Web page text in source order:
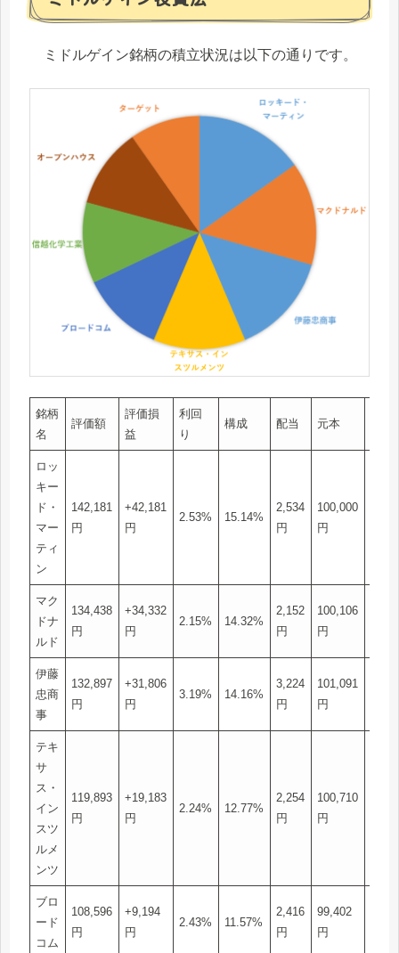
ミドルゲイン銘柄の積立状況は以下の通りです。
銘柄
名
評価額
評価損
益
利回
り
構成 配当 元本
ロッ
キー
ド・
マー
ティ
ン
142,181
円
+42,181
円
2.53% 15.14%
2,534
円
100,000
円
マク
ドナ
ルド
134,438
円
+34,332
円
2.15% 14.32%
2,152
円
100,106
円
伊藤
忠商
事
132,897
円
+31,806
円
3.19% 14.16%
3,224
円
101,091
円
テキ
サ
ス・
イン
スツ
ルメ
ンツ
119,893
円
+19,183
円
2.24% 12.77%
2,254
円
100,710
円
ブロ
ード
コム
108,596
円
+9,194
円
2.43% 11.57%
2,416
円
99,402
円